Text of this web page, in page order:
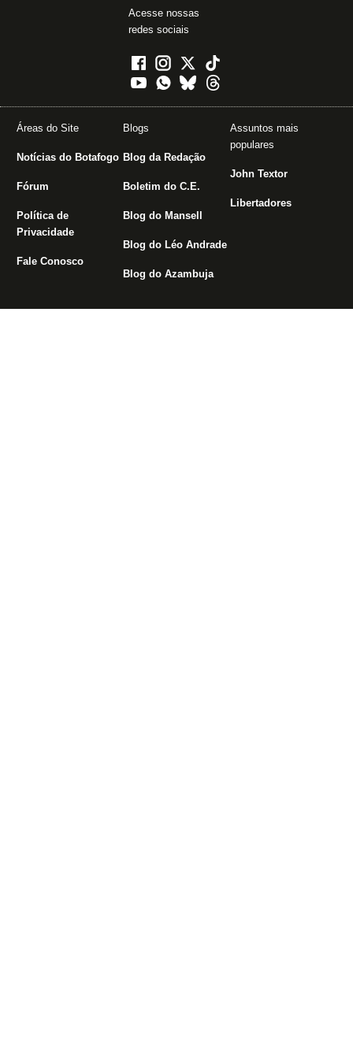
Acesse nossas
redes sociais
Áreas do Site
Notícias do Botafogo
Fórum
Política de
Privacidade
Fale Conosco
Blogs
Blog da Redação
Boletim do C.E.
Blog do Mansell
Blog do Léo Andrade
Blog do Azambuja
Assuntos mais
populares
John Textor
Libertadores